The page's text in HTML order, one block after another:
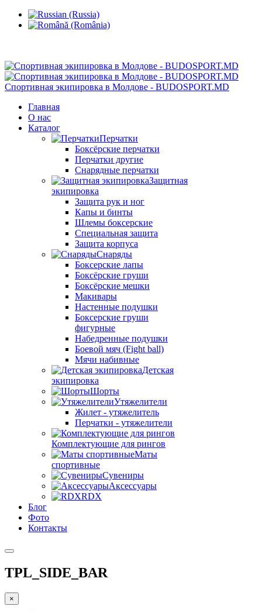
Спортивная экипировка в Молдове - BUDOSPORT.MD
Главная
О нас
Каталог
Перчатки
Боксёрские перчатки
Перчатки другие
Снарядные перчатки
Защитная
экипировка
Защита рук и ног
Капы и бинты
Шлемы боксерские
Специальная защита
Защита корпуса
Снаряды
Боксерские лапы
Боксёрские груши
Боксёрские мешки
Макивары
Настенные подушки
Боксерские груши
фигурные
Набедренные подушки
Боевой мяч (Fight ball)
Мячи набивные
Детская
экипировка
Шорты
Утяжелители
Жилет - утяжелитель
Перчатки - утяжелители
Комплектующие для рингов
Маты
спортивные
Сувениры
Аксессуары
RDX
Блог
Фото
Контакты
TPL_SIDE_BAR
×